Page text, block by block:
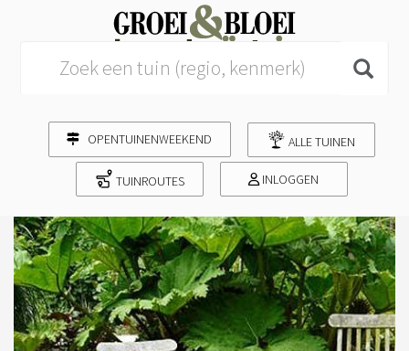
OPENTUINENWEEKEND ALLE TUINEN
TUINROUTES INLOGGEN